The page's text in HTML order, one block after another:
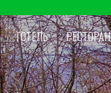
ГОТЕЛЬ РЕСТОРАН